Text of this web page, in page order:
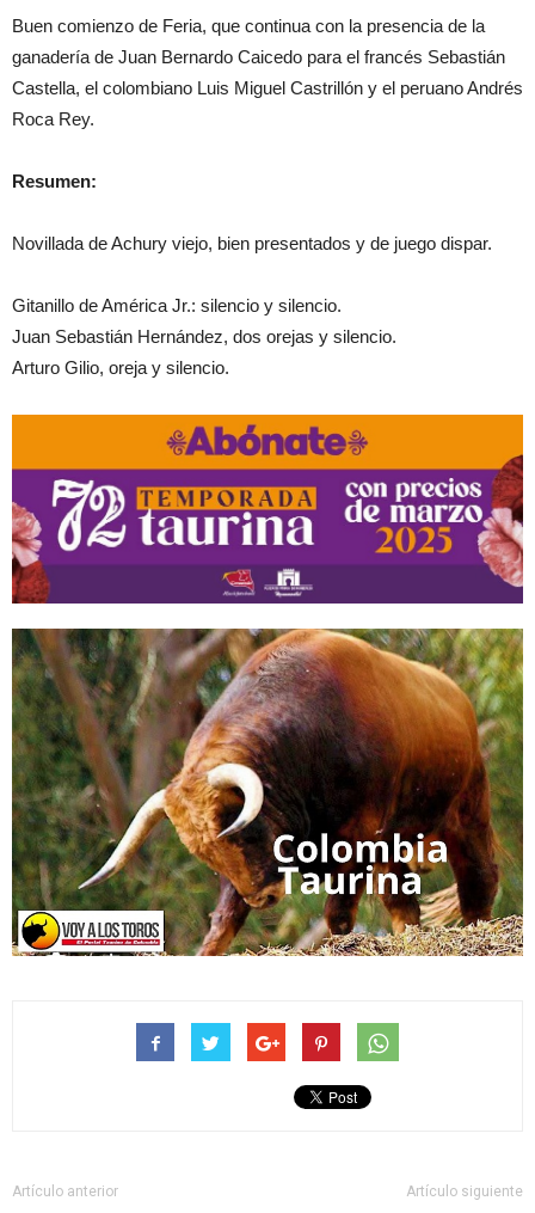
Buen comienzo de Feria, que continua con la presencia de la
ganadería de Juan Bernardo Caicedo para el francés Sebastián
Castella, el colombiano Luis Miguel Castrillón y el peruano Andrés
Roca Rey.
Resumen:
Novillada de Achury viejo, bien presentados y de juego dispar.
Gitanillo de América Jr.: silencio y silencio.
Juan Sebastián Hernández, dos orejas y silencio.
Arturo Gilio, oreja y silencio.
Artículo anterior Artículo siguiente